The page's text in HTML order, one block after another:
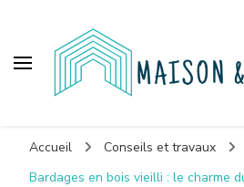
Accueil
Conseils et travaux
Bardages en bois vieilli : le charme